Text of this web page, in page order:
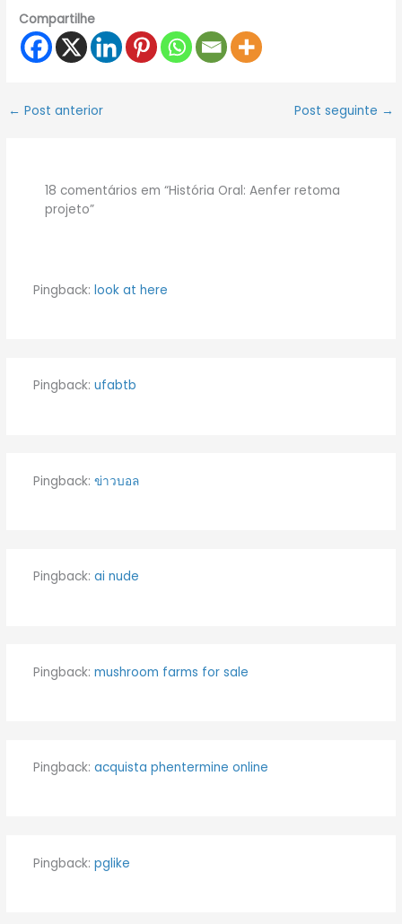
Compartilhe
← Post anterior Post seguinte →
18 comentários em “História Oral: Aenfer retoma
projeto”
Pingback: look at here
Pingback: ufabtb
Pingback: ข่าวบอล
Pingback: ai nude
Pingback: mushroom farms for sale
Pingback: acquista phentermine online
Pingback: pglike